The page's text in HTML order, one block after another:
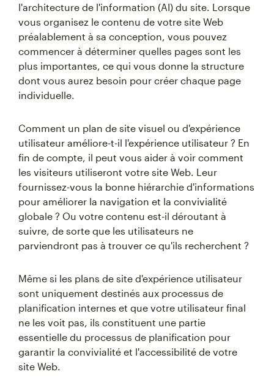
l'architecture de l'information (AI) du site. Lorsque
vous organisez le contenu de votre site Web
préalablement à sa conception, vous pouvez
commencer à déterminer quelles pages sont les
plus importantes, ce qui vous donne la structure
dont vous aurez besoin pour créer chaque page
individuelle.
Comment un plan de site visuel ou d'expérience
utilisateur améliore-t-il l'expérience utilisateur ? En
fin de compte, il peut vous aider à voir comment
les visiteurs utiliseront votre site Web. Leur
fournissez-vous la bonne hiérarchie d'informations
pour améliorer la navigation et la convivialité
globale ? Ou votre contenu est-il déroutant à
suivre, de sorte que les utilisateurs ne
parviendront pas à trouver ce qu'ils recherchent ?
Même si les plans de site d'expérience utilisateur
sont uniquement destinés aux processus de
planification internes et que votre utilisateur final
ne les voit pas, ils constituent une partie
essentielle du processus de planification pour
garantir la convivialité et l'accessibilité de votre
site Web.